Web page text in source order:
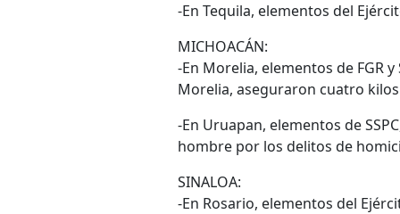
-En Tequila, elementos del
MICHOACÁN:
-En Morelia, elementos de FGR
Morelia, aseguraron cuatro
-En Uruapan, elementos de
hombre por los delitos de
SINALOA:
-En Rosario, elementos del